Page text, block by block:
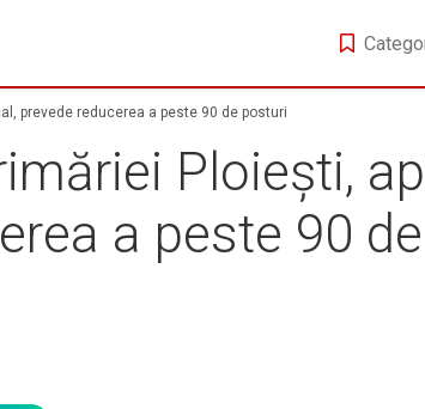
prevede reducerea a peste 90 de posturi
Ploiești,
a peste 90 de